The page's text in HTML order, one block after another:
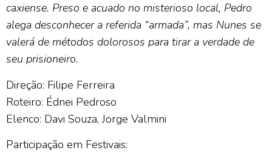
caxiense. Preso e acuado no misterioso local, Pedro
alega desconhecer a referida “armada”, mas Nunes se
valerá de métodos dolorosos para tirar a verdade de
seu prisioneiro.
Direção: Filipe Ferreira
Roteiro: Édnei Pedroso
Elenco: Davi Souza, Jorge Valmini
Participação em Festivais: